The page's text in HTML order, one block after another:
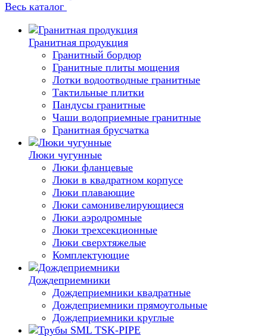
Весь каталог
Гранитная продукция
Гранитный бордюр
Гранитные плиты мощения
Лотки водоотводные гранитные
Тактильные плитки
Пандусы гранитные
Чаши водоприемные гранитные
Гранитная брусчатка
Люки чугунные
Люки фланцевые
Люки в квадратном корпусе
Люки плавающие
Люки самонивелирующиеся
Люки аэродромные
Люки трехсекционные
Люки сверхтяжелые
Комплектующие
Дождеприемники
Дождеприемники квадратные
Дождеприемники прямоугольные
Дождеприемники круглые